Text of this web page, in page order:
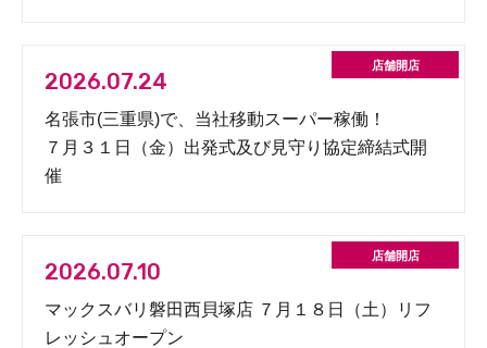
2026.07.24
名張市(三重県)で、当社移動スーパー稼働！
７月３１日（金）出発式及び見守り協定締結式開
催
2026.07.10
マックスバリ磐田西貝塚店 ７月１８日（土）リフ
レッシュオープン